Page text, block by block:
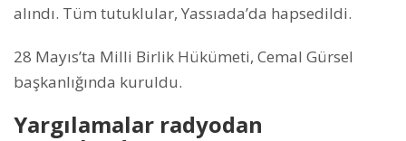
alındı. Tüm tutuklular, Yassıada’da hapsedildi.
28 Mayıs’ta Milli Birlik Hükümeti, Cemal Gürsel
başkanlığında kuruldu.
Yargılamalar radyodan